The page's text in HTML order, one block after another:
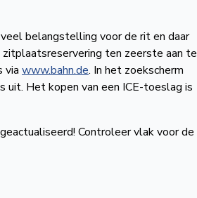
belangstelling voor de rit en daar
ten zeerste aan te
via www.bahn.de. In het zoekscherm
uit. Het kopen van een ICE-toeslag is
Controleer vlak voor de